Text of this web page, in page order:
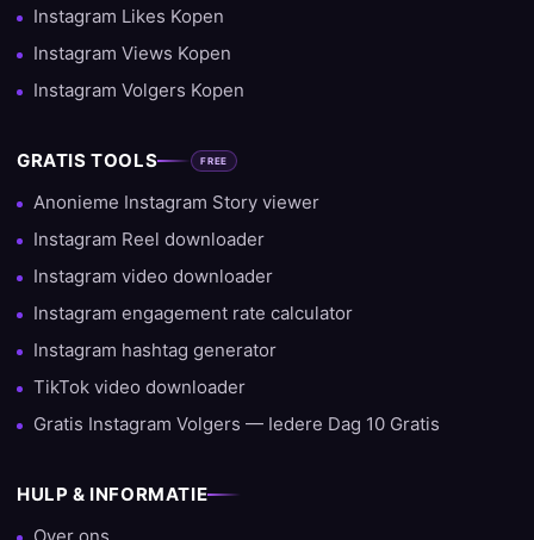
Instagram Likes Kopen
Instagram Views Kopen
Instagram Volgers Kopen
GRATIS TOOLS FREE
Anonieme Instagram Story viewer
Instagram Reel downloader
Instagram video downloader
Instagram engagement rate calculator
Instagram hashtag generator
TikTok video downloader
Gratis Instagram Volgers — Iedere Dag 10 Gratis
HULP & INFORMATIE